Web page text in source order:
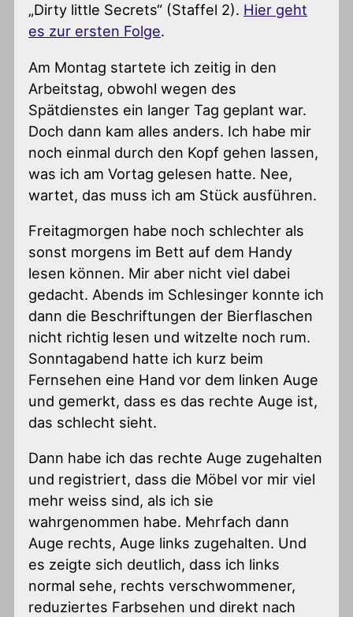
„Dirty little Secrets“ (Staffel 2). Hier geht
es zur ersten Folge.
Am Montag startete ich zeitig in den
Arbeitstag, obwohl wegen des
Spätdienstes ein langer Tag geplant war.
Doch dann kam alles anders. Ich habe mir
noch einmal durch den Kopf gehen lassen,
was ich am Vortag gelesen hatte. Nee,
wartet, das muss ich am Stück ausführen.
Freitagmorgen habe noch schlechter als
sonst morgens im Bett auf dem Handy
lesen können. Mir aber nicht viel dabei
gedacht. Abends im Schlesinger konnte ich
dann die Beschriftungen der Bierflaschen
nicht richtig lesen und witzelte noch rum.
Sonntagabend hatte ich kurz beim
Fernsehen eine Hand vor dem linken Auge
und gemerkt, dass es das rechte Auge ist,
das schlecht sieht.
Dann habe ich das rechte Auge zugehalten
und registriert, dass die Möbel vor mir viel
mehr weiss sind, als ich sie
wahrgenommen habe. Mehrfach dann
Auge rechts, Auge links zugehalten. Und
es zeigte sich deutlich, dass ich links
normal sehe, rechts verschwommener,
reduziertes Farbsehen und direkt nach